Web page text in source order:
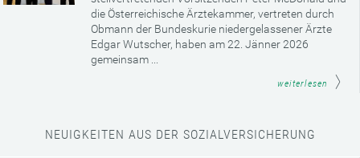
die Österreichische Ärztekammer, vertreten durch
Obmann der Bundeskurie niedergelassener Ärzte
Edgar Wutscher, haben am 22. Jänner 2026
gemeinsam ...
weiterlesen
NEUIGKEITEN AUS DER SOZIALVERSICHERUNG